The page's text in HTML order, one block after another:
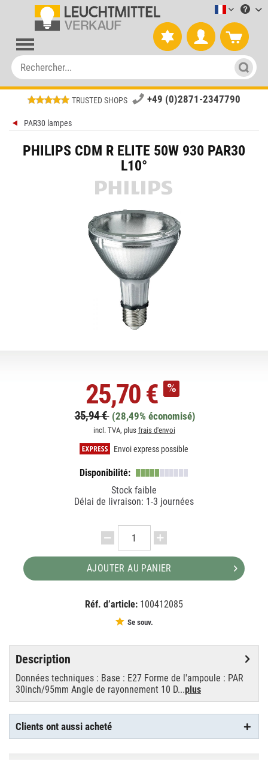
TRUSTED SHOPS +49 (0)2871-2347790
PAR30 lampes
PHILIPS CDM R ELITE 50W 930 PAR30
L10°
25,70 €
35,94 € (28,49% économisé)
incl. TVA, plus frais d'envoi
Envoi express possible
Disponibilité:
Stock faible
Délai de livraison: 1-3 journées
AJOUTER AU PANIER
Réf. d’article: 100412085
Se souv.
Description
Données techniques : Base : E27 Forme de l'ampoule : PAR
30inch/95mm Angle de rayonnement 10 D...plus
Clients ont aussi acheté